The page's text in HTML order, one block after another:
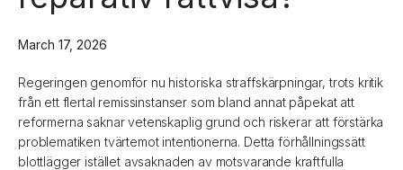
March 17, 2026
Regeringen genomför nu historiska straffskärpningar, trots kritik
från ett flertal remissinstanser som bland annat påpekat att
reformerna saknar vetenskaplig grund och riskerar att förstärka
problematiken tvärtemot intentionerna. Detta förhållningssätt
blottlägger istället avsaknaden av motsvarande kraftfulla